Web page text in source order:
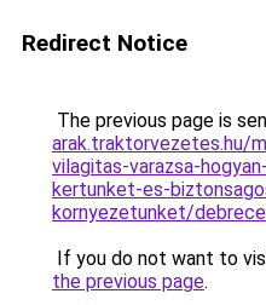
Redirect Notice
The previous page is
arak.traktorvezetes.hu/
vilagitas-varazsa-
kertunket-es-
kornyezetunket/
If you do not want to
the previous page.